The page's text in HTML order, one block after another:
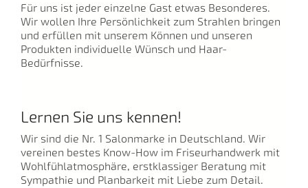
Für uns ist jeder einzelne Gast etwas Besonderes.
Wir wollen Ihre Persönlichkeit zum Strahlen bringen
und erfüllen mit unserem Können und unseren
Produkten individuelle Wünsch und Haar-
Bedürfnisse.
Lernen Sie uns kennen!
Wir sind die Nr. 1 Salonmarke in Deutschland. Wir
vereinen bestes Know-How im Friseurhandwerk mit
Wohlfühlatmosphäre, erstklassiger Beratung mit
Sympathie und Planbarkeit mit Liebe zum Detail.